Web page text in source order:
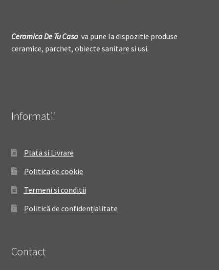
Ceramica DeTu Casava pune la dispozitie produse
ceramice, parchet, obiecte sanitare si usi.
Informatii
Plata si Livrare
Politica de cookie
Termeni si conditii
Politică de confidențialitate
Contact